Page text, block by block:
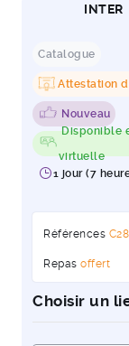
INTER
Catalogue
Attestation
Nouveau
Disponible
virtuelle
1 jour (7
Références
Repas offert
Choisir un